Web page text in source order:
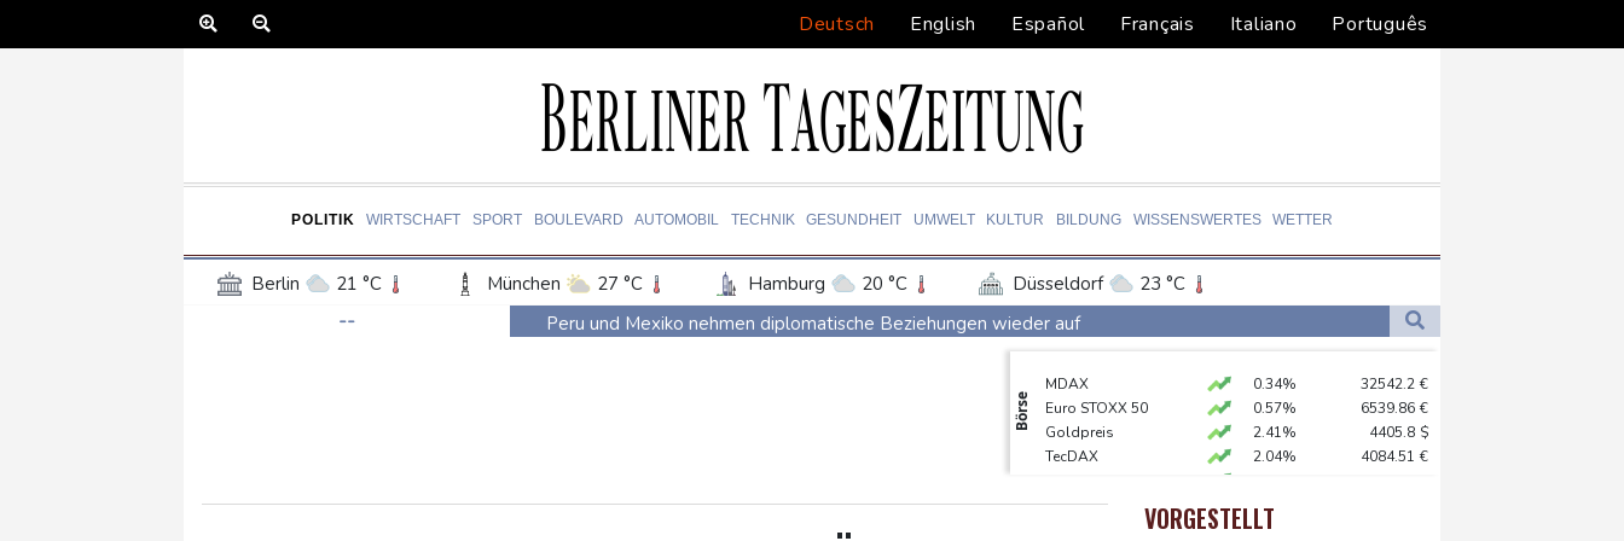
Deutsch English Español Français Italiano Português
POLITIK WIRTSCHAFT SPORT BOULEVARD AUTOMOBIL TECHNIK GESUNDHEIT UMWELT KULTUR BILDUNG WISSENSWERTES WETTER
Berlin 21 °C München 27 °C Hamburg 20 °C Düsseldorf
23 °C
Frankfurt am Main
Potsdam 21 °C Leipzig 24 °C
Bremen
Wien
--
Peru und Mexiko nehmen diplomatische Beziehungen wieder auf
Saudi-Arabien, Türkei und Pakistan schließen inmitten von Iran-Krieg Verteidigungsabkommen
Polizei entdeckt Cannabisplantage mit mehr als 900 Pflanzen in Kerpen - Festnahme
Xiaomi Skynomad: N70 und N90 erhöhen den Druck auf Europas SUV-Markt
Börse
MDAX 0.34% 32542.2 €
Euro STOXX 50
0.57% 6539.86 €
Goldpreis
2.41% 4405.8 $
TecDAX
2.04% 4084.51 €
SDAX
0.8%
0.29%
VORGESTELLT